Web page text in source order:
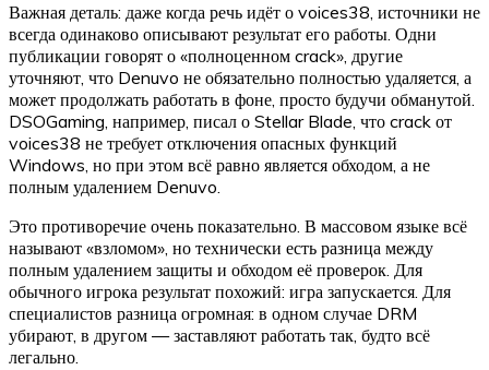
Важная деталь: даже когда речь идёт о voices38, источники не
всегда одинаково описывают результат его работы. Одни
публикации говорят о «полноценном crack», другие
уточняют, что Denuvo не обязательно полностью удаляется, а
может продолжать работать в фоне, просто будучи обманутой.
DSOGaming, например, писал о Stellar Blade, что crack от
voices38 не требует отключения опасных функций
Windows, но при этом всё равно является обходом, а не
полным удалением Denuvo.
Это противоречие очень показательно. В массовом языке всё
называют «взломом», но технически есть разница между
полным удалением защиты и обходом её проверок. Для
обычного игрока результат похожий: игра запускается. Для
специалистов разница огромная: в одном случае DRM
убирают, в другом — заставляют работать так, будто всё
легально.